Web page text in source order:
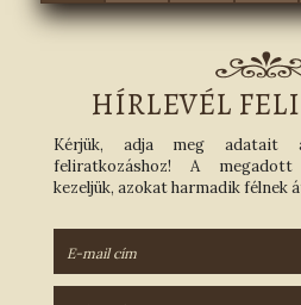
HÍRLEVÉL
Kérjük, adja meg adatait
feliratkozáshoz! A
kezeljük, azokat harmadik félnek